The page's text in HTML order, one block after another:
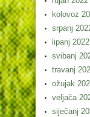
kolovoz
srpanj
lipanj 2022
svibanj
travanj
ožujak
veljača
siječanj